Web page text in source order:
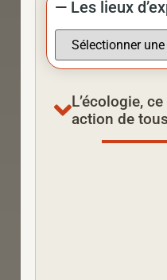
— Les lieux
L’écologie,
action de